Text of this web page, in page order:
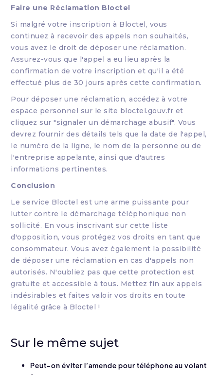
Faire une Réclamation Bloctel
Si malgré votre inscription à Bloctel, vous
continuez à recevoir des appels non souhaités,
vous avez le droit de déposer une réclamation.
Assurez-vous que l'appel a eu lieu après la
confirmation de votre inscription et qu'il a été
effectué plus de 30 jours après cette confirmation.
Pour déposer une réclamation, accédez à votre
espace personnel sur le site bloctel.gouv.fr et
cliquez sur "signaler un démarchage abusif". Vous
devrez fournir des détails tels que la date de l'appel,
le numéro de la ligne, le nom de la personne ou de
l'entreprise appelante, ainsi que d'autres
informations pertinentes.
Conclusion
Le service Bloctel est une arme puissante pour
lutter contre le démarchage téléphonique non
sollicité. En vous inscrivant sur cette liste
d'opposition, vous protégez vos droits en tant que
consommateur. Vous avez également la possibilité
de déposer une réclamation en cas d'appels non
autorisés. N'oubliez pas que cette protection est
gratuite et accessible à tous. Mettez fin aux appels
indésirables et faites valoir vos droits en toute
légalité grâce à Bloctel !
Sur le même sujet
Peut-on éviter l’amende pour téléphone au volant